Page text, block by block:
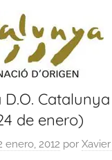
D.O.
de enero)
enero, 2012 por